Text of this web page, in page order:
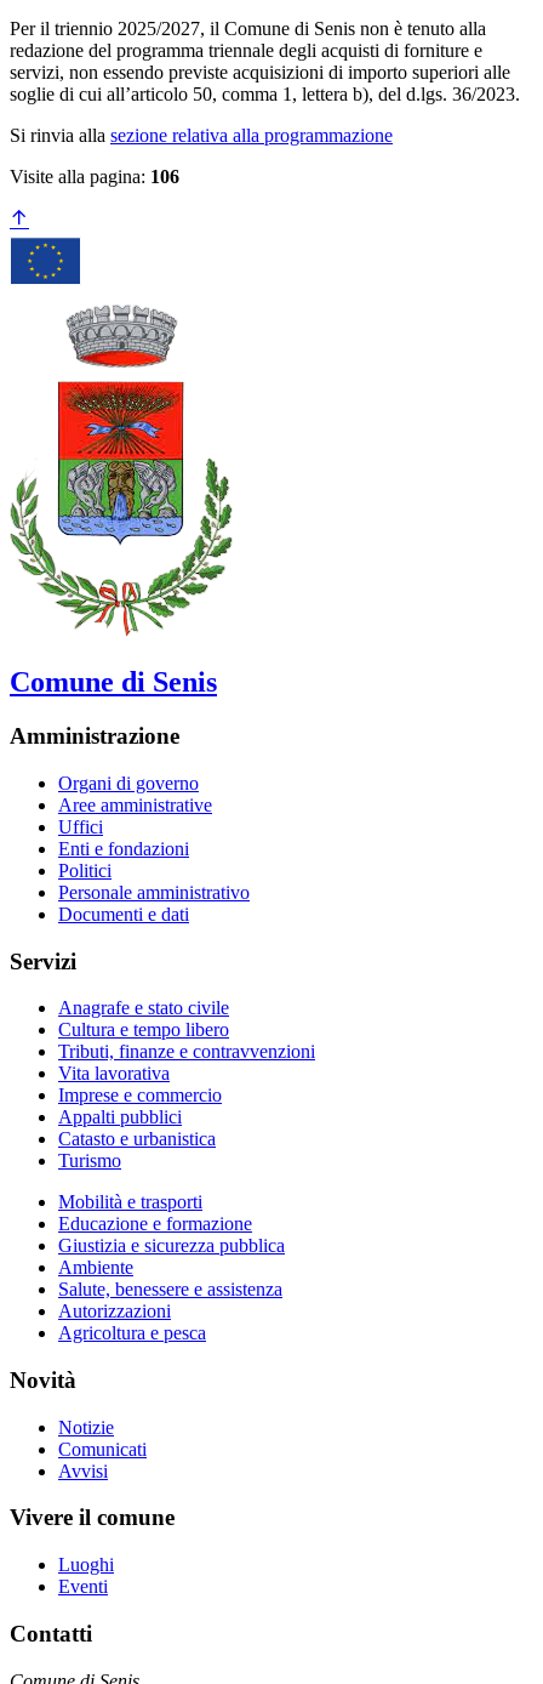
Per il triennio 2025/2027, il Comune di Senis non è tenuto alla
redazione del programma triennale degli acquisti di forniture e
servizi, non essendo previste acquisizioni di importo superiori alle
soglie di cui all’articolo 50, comma 1, lettera b), del d.lgs. 36/2023.
Si rinvia alla sezione relativa alla programmazione
Visite alla pagina: 106
Comune di Senis
Amministrazione
Organi di governo
Aree amministrative
Uffici
Enti e fondazioni
Politici
Personale amministrativo
Documenti e dati
Servizi
Anagrafe e stato civile
Cultura e tempo libero
Tributi, finanze e contravvenzioni
Vita lavorativa
Imprese e commercio
Appalti pubblici
Catasto e urbanistica
Turismo
Mobilità e trasporti
Educazione e formazione
Giustizia e sicurezza pubblica
Ambiente
Salute, benessere e assistenza
Autorizzazioni
Agricoltura e pesca
Novità
Notizie
Comunicati
Avvisi
Vivere il comune
Luoghi
Eventi
Contatti